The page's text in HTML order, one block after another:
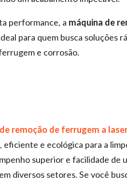
performance, a máquina de
para quem busca soluções
e corrosão.
remoção de ferrugem a
eficiente e ecológica para a
superior e facilidade de
diversos setores. Se você